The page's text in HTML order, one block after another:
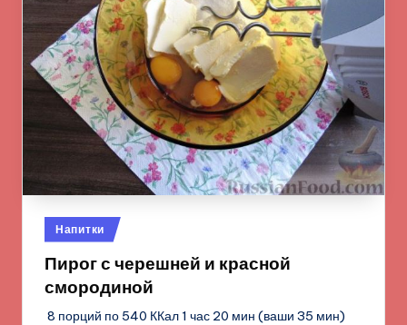
Опубликовано
в
Напитки
Пирог с черешней и красной
смородиной
8 порций по 540 ККал 1 час 20 мин (ваши 35 мин)